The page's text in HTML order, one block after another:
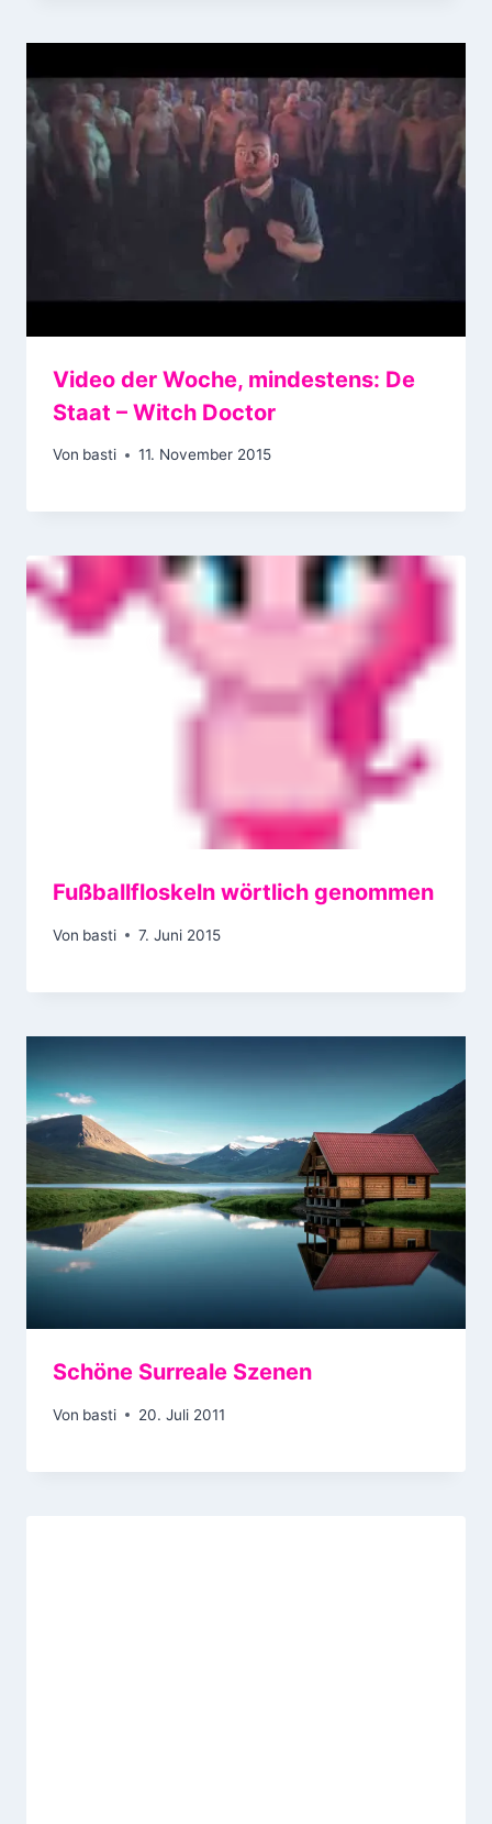
Video der Woche, mindestens: De
Staat – Witch Doctor
Von basti 11. November 2015
Fußballfloskeln wörtlich genommen
Von basti 7. Juni 2015
Schöne Surreale Szenen
Von basti 20. Juli 2011